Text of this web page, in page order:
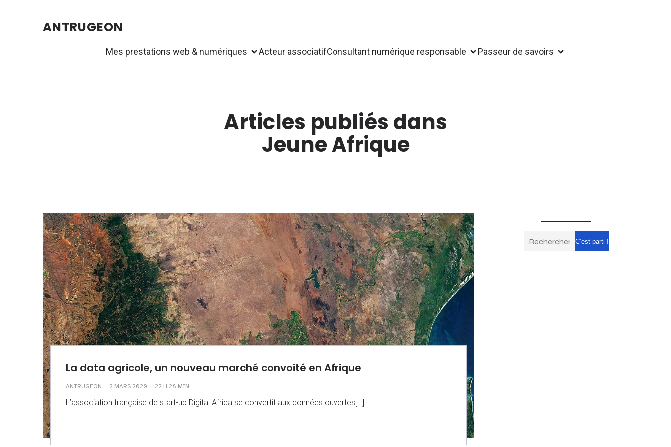
ANTRUGEON
Mes prestations web & numériques Acteur associatifConsultant numérique responsable Passeur de savoirs
Articles publiés dans
Jeune Afrique
La data agricole, un nouveau marché convoité en Afrique
ANTRUGEON - 2 MARS 2020 - 22 H 28 MIN
L’association française de start-up Digital Africa se convertit aux données ouvertes[…]
C’est parti !